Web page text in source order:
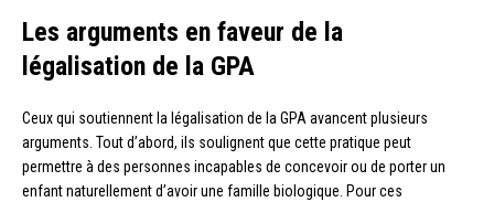
Les arguments en faveur de la
légalisation de la GPA
Ceux qui soutiennent la légalisation de la GPA avancent plusieurs
arguments. Tout d’abord, ils soulignent que cette pratique peut
permettre à des personnes incapables de concevoir ou de porter un
enfant naturellement d’avoir une famille biologique. Pour ces